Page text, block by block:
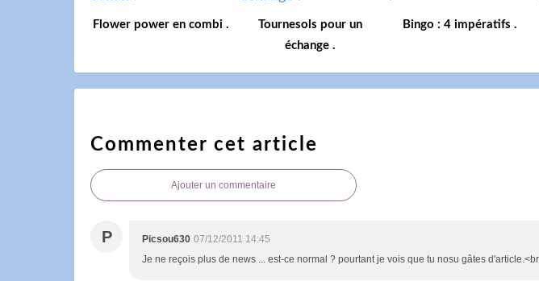
Flower power en combi .
Tournesols pour un
échange .
Bingo : 4 impératifs .
Commenter cet article
Ajouter un commentaire
P Picsou630 07/12/2011 14:45
Je ne reçois plus de news ... est-ce normal ? pourtant je vois que tu nosu gâtes